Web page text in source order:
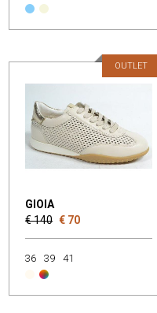
GIOIA
€ 140 € 70
OUTLET
36 39 41